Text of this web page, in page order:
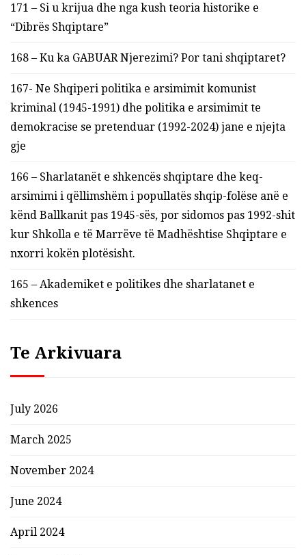
171 – Si u krijua dhe nga kush teoria historike e
“Dibrës Shqiptare”
168 – Ku ka GABUAR Njerezimi? Por tani shqiptaret?
167- Ne Shqiperi politika e arsimimit komunist
kriminal (1945-1991) dhe politika e arsimimit te
demokracise se pretenduar (1992-2024) jane e njejta
gje
166 – Sharlatanët e shkencës shqiptare dhe keq-
arsimimi i qëllimshëm i popullatës shqip-folëse anë e
kënd Ballkanit pas 1945-sës, por sidomos pas 1992-shit
kur Shkolla e të Marrëve të Madhështise Shqiptare e
nxorri kokën plotësisht.
165 – Akademiket e politikes dhe sharlatanet e
shkences
Te Arkivuara
July 2026
March 2025
November 2024
June 2024
April 2024